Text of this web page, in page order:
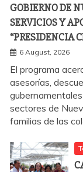
GOBIERNO DE
SERVICIOS Y
“PRESIDENCIA
6 August, 2026
El programa
asesorías,
sectores de
familias de las